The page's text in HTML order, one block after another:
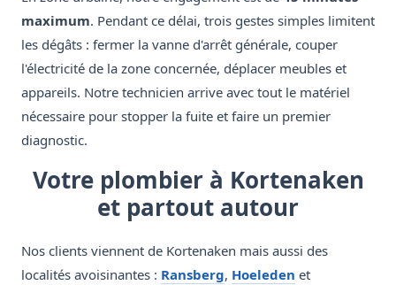
maximum. Pendant ce délai, trois gestes simples limitent
les dégâts : fermer la vanne d'arrêt générale, couper
l'électricité de la zone concernée, déplacer meubles et
appareils. Notre technicien arrive avec tout le matériel
nécessaire pour stopper la fuite et faire un premier
diagnostic.
Votre plombier à Kortenaken
et partout autour
Nos clients viennent de Kortenaken mais aussi des
localités avoisinantes : Ransberg, Hoeleden et